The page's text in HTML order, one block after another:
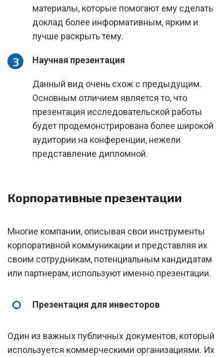
материалы, которые помогают ему сделать
доклад более информативным, ярким и
лучше раскрыть тему.
Научная презентация
Данный вид очень схож с предыдущим.
Основным отличием является то, что
презентация исследовательской работы
будет продемонстрирована более широкой
аудитории на конференции, нежели
представление дипломной.
Корпоративные презентации
Многие компании, описывая свои инструменты
корпоративной коммуникации и представляя их
своим сотрудникам, потенциальным кандидатам
или партнерам, используют именно презентации.
Презентация для инвесторов
Один из важных публичных документов, который
используется коммерческими организациями. Их